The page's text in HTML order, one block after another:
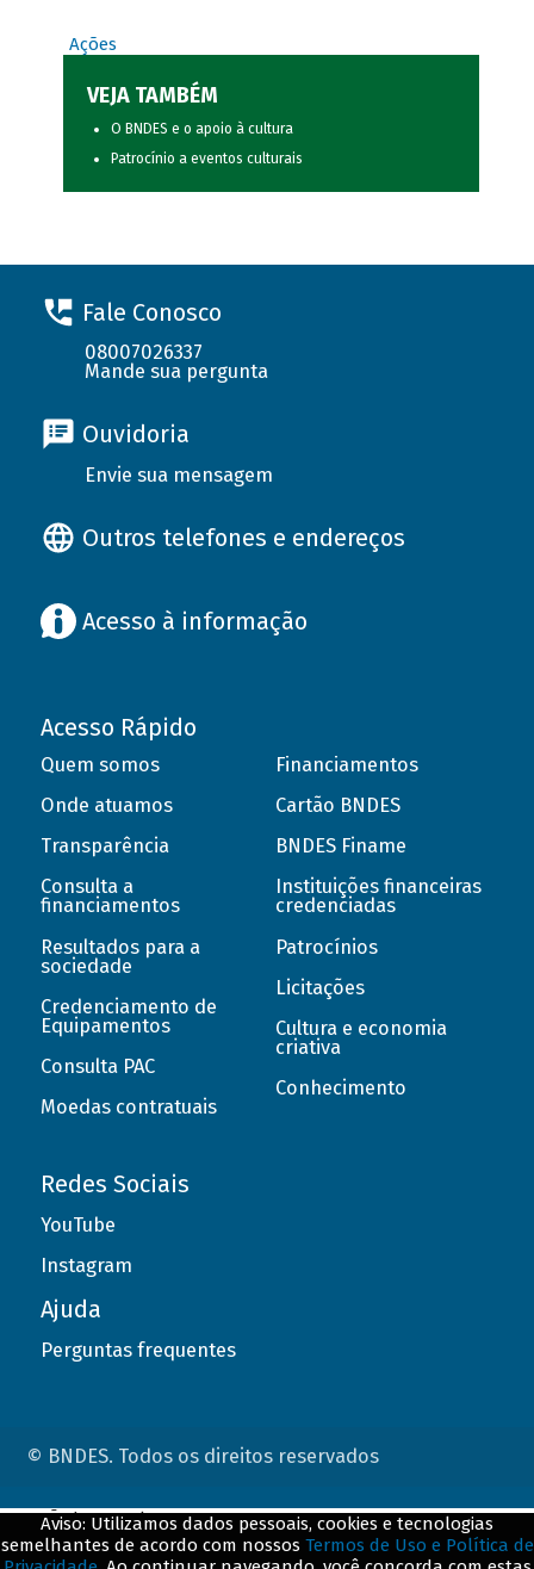
Ações
VEJA TAMBÉM
O BNDES e o apoio à cultura
Patrocínio a eventos culturais
Fale Conosco
08007026337
Mande sua pergunta
Ouvidoria
Envie sua mensagem
Outros telefones e endereços
Acesso à informação
Acesso Rápido
Quem somos
Onde atuamos
Transparência
Consulta a
financiamentos
Resultados para a
sociedade
Credenciamento de
Equipamentos
Consulta PAC
Moedas contratuais
Financiamentos
Cartão BNDES
BNDES Finame
Instituições financeiras
credenciadas
Patrocínios
Licitações
Cultura e economia
criativa
Conhecimento
Redes Sociais
YouTube
Instagram
Ajuda
Perguntas frequentes
© BNDES. Todos os direitos reservados
Aviso: Utilizamos dados pessoais, cookies e tecnologias
semelhantes de acordo com nossos Termos de Uso e Política de
ConteÃºdo complementar
${title}${badge}